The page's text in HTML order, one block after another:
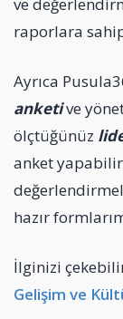
raporlara
Ayrıca
anketive
ölçtüğünüz
anket
hazır
İlginizi
Gelişim ve